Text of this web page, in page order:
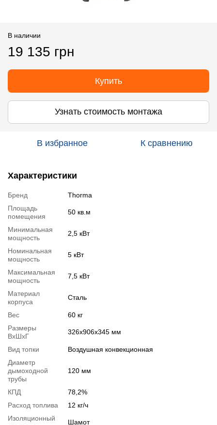
В наличии
19 135 грн
Купить
Узнать стоимость монтажа
В избранное К сравнению
Характеристики
Бренд
Thorma
Площадь
помещения
50 кв.м
Минимальная
мощность
2,5 кВт
Номинальная
мощность
5 кВт
Максимальная
мощность
7,5 кВт
Материал
корпуса
Сталь
Вес
60 кг
Размеры
ВхШхГ
326х906х345 мм
Вид топки
Воздушная конвекционная
Диаметр
дымоходной
трубы
120 мм
КПД
78,2%
Расход топлива
12 кг/ч
Изоляционный
Шамот